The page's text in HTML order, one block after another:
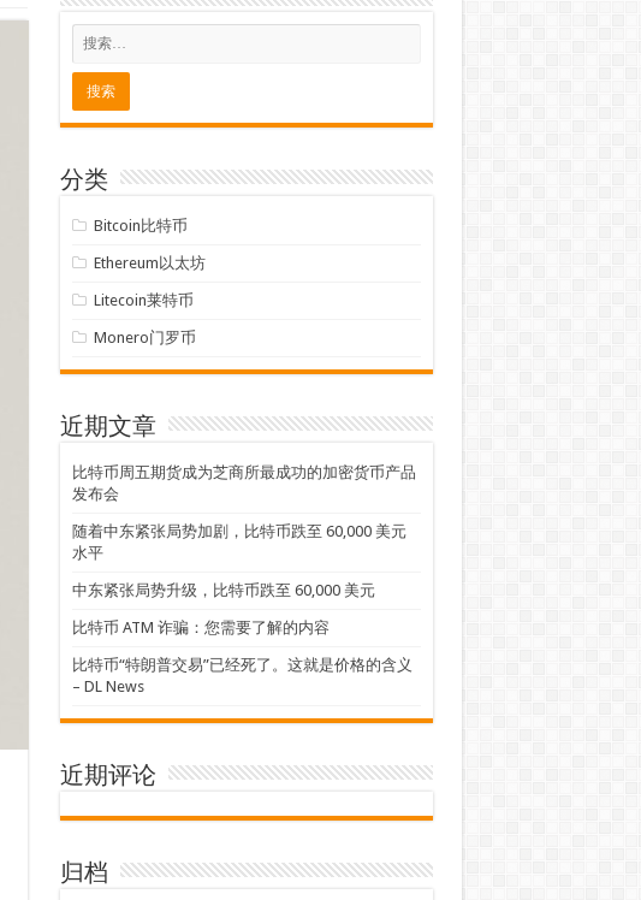
分类
Bitcoin比特币
Ethereum以太坊
Litecoin莱特币
Monero门罗币
近期文章
比特币周五期货成为芝商所最成功的加密货币产品
发布会
随着中东紧张局势加剧，比特币跌至 60,000 美元
水平
中东紧张局势升级，比特币跌至 60,000 美元
比特币 ATM 诈骗：您需要了解的内容
比特币“特朗普交易”已经死了。这就是价格的含义
– DL News
近期评论
归档